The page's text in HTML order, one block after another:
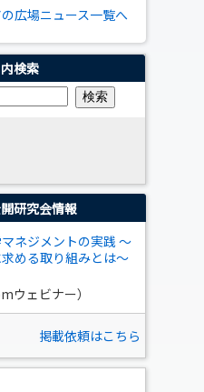
広場ニュース一覧へ
検索
研究会情報
ネジメントの実践 ～
める取り組みとは～
ウェビナー）
掲載依頼はこちら